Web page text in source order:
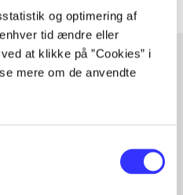
og optimering af
tid ændre eller
at klikke på ”Cookies” i
mere om de anvendte